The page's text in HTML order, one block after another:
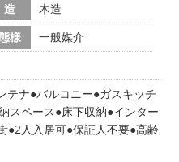
木造
様
一般媒介
テナ バルコニー ガスキッチ
スペース 床下収納 インター
2人入居可 保証人不要 高齢